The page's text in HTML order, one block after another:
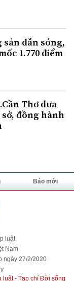
dẫn sóng,
1.770 điểm
Thơ đưa
đồng hành
Báo mới
luật
Nam
ngày 27/2/2020
luật - Tạp chí Đời sống